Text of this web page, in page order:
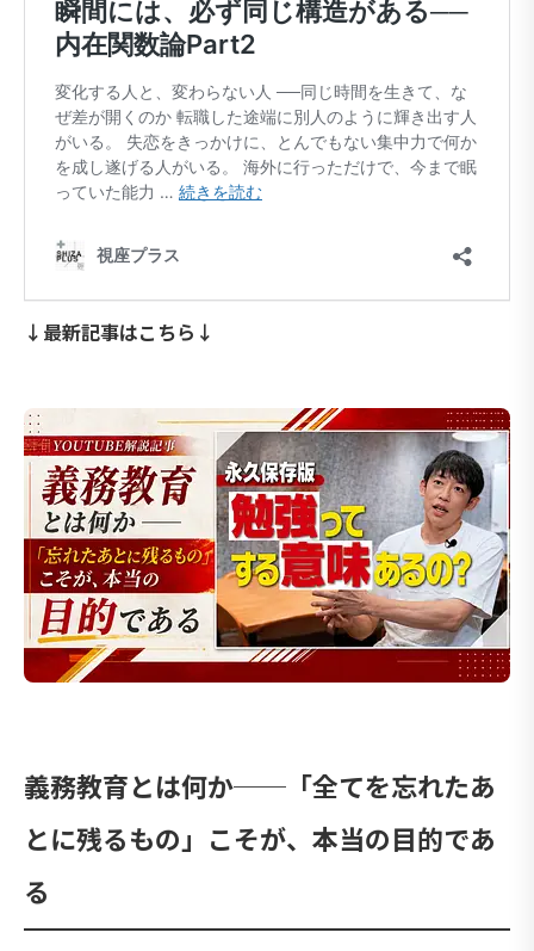
↓最新記事はこちら↓
義務教育とは何か──「全てを忘れたあ
とに残るもの」こそが、本当の目的であ
る